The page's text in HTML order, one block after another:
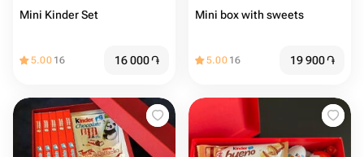
Mini Kinder Set
5.00 16 16 000֏
Mini box with sweets
5.00 16 19 900֏